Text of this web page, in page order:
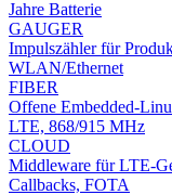
Jahre Batterie
GAUGER
Impulszähler für
WLAN/Ethernet
FIBER
Offene Embedded-
LTE, 868/915 MHz
CLOUD
Middleware für LTE-
Callbacks, FOTA